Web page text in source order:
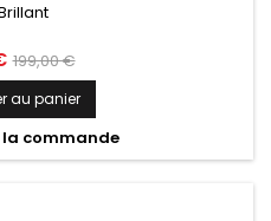
Prix
base
199,00 €
au panier
commande